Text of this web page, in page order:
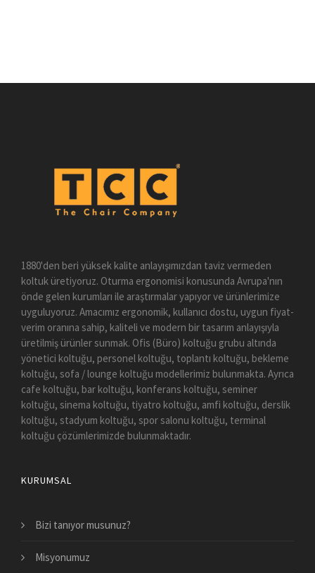
1880'den beri yüksek kalite anlayışımızdan taviz vermeden
koltuk üretiyoruz. Oturma ergonomisi konusunda Avrupa'nın
önde gelen kurumları ile araştırmalar yapıyor ve ürünlerimize
uyguluyoruz. Amacımız ergonomik, kullanıcı dostu, uygun fiyat-
verim oranına sahip, kaliteli ve modern bir tasarım anlayışıyla
üretilmiş ürünler sunmak. Ofis (Büro) koltuğu grubu altında
yönetici koltuğu, personel koltuğu, toplantı koltuğu, bekleme
koltuğu, sofa / lounge koltuğu modellerimiz bulunmakta. Ayrıca
cafe koltuğu, bar koltuğu, konferans koltuğu, seminer
koltuğu, sinema koltuğu, tiyatro koltuğu, amfi koltuğu, derslik
koltuğu, stadyum koltuğu, spor salonu koltuğu, terminal
koltuğu çözümlerimizde bulunmaktadır.
KURUMSAL
Bizi tanıyor musunuz?
Misyonumuz